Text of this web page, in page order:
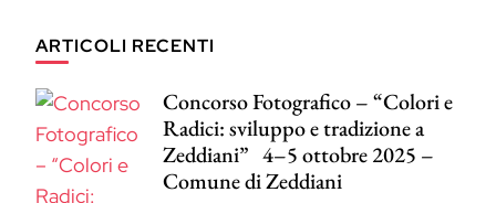
ARTICOLI RECENTI
Concorso Fotografico – “Colori e
Radici: sviluppo e tradizione a
Zeddiani” 4–5 ottobre 2025 –
Comune di Zeddiani